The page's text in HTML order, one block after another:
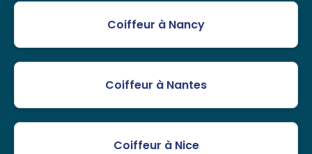
Coiffeur à Nancy
Coiffeur à Nantes
Coiffeur à Nice